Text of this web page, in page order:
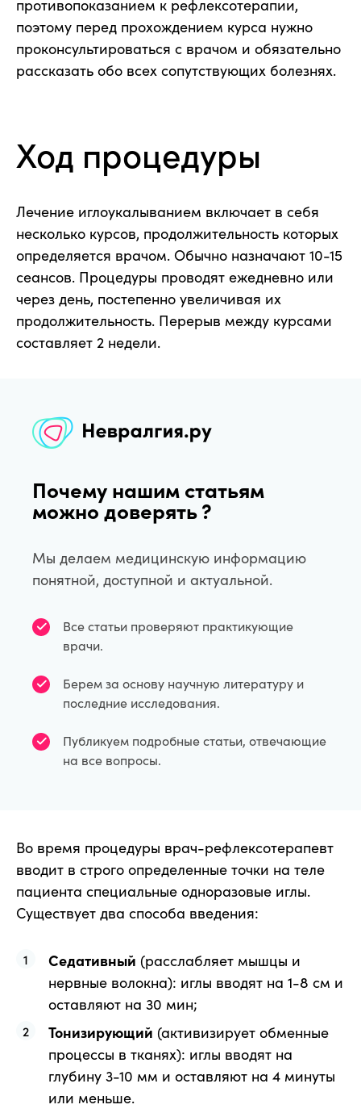
противопоказанием к рефлексотерапии,
поэтому перед прохождением курса нужно
проконсультироваться с врачом и обязательно
рассказать обо всех сопутствующих болезнях.
Ход процедуры
Лечение иглоукалыванием включает в себя
несколько курсов, продолжительность которых
определяется врачом. Обычно назначают 10-15
сеансов. Процедуры проводят ежедневно или
через день, постепенно увеличивая их
продолжительность. Перерыв между курсами
составляет 2 недели.
Почему нашим статьям
можно доверять ?
Мы делаем медицинскую информацию
понятной, доступной и актуальной.
Все статьи проверяют практикующие
врачи.
Берем за основу научную литературу и
последние исследования.
Публикуем подробные статьи, отвечающие
на все вопросы.
Во время процедуры врач-рефлексотерапевт
вводит в строго определенные точки на теле
пациента специальные одноразовые иглы.
Существует два способа введения:
Седативный (расслабляет мышцы и
нервные волокна): иглы вводят на 1-8 см и
оставляют на 30 мин;
Тонизирующий (активизирует обменные
процессы в тканях): иглы вводят на
глубину 3-10 мм и оставляют на 4 минуты
или меньше.